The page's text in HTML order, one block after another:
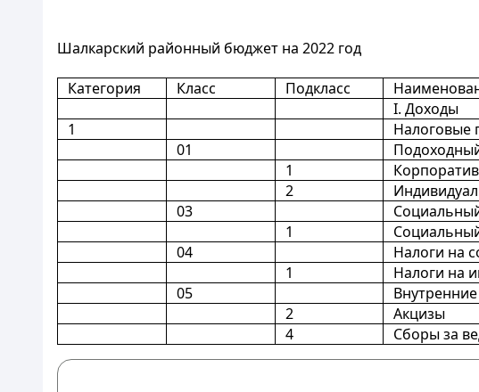
Шалкарский районный бюджет на 2022 год
Категория Класс Подкласс
I. Доходы
1
Налоговые
01
1
2
03
1
04
Налоги на
1
Налоги на
05
2
Акцизы
4
Сборы за